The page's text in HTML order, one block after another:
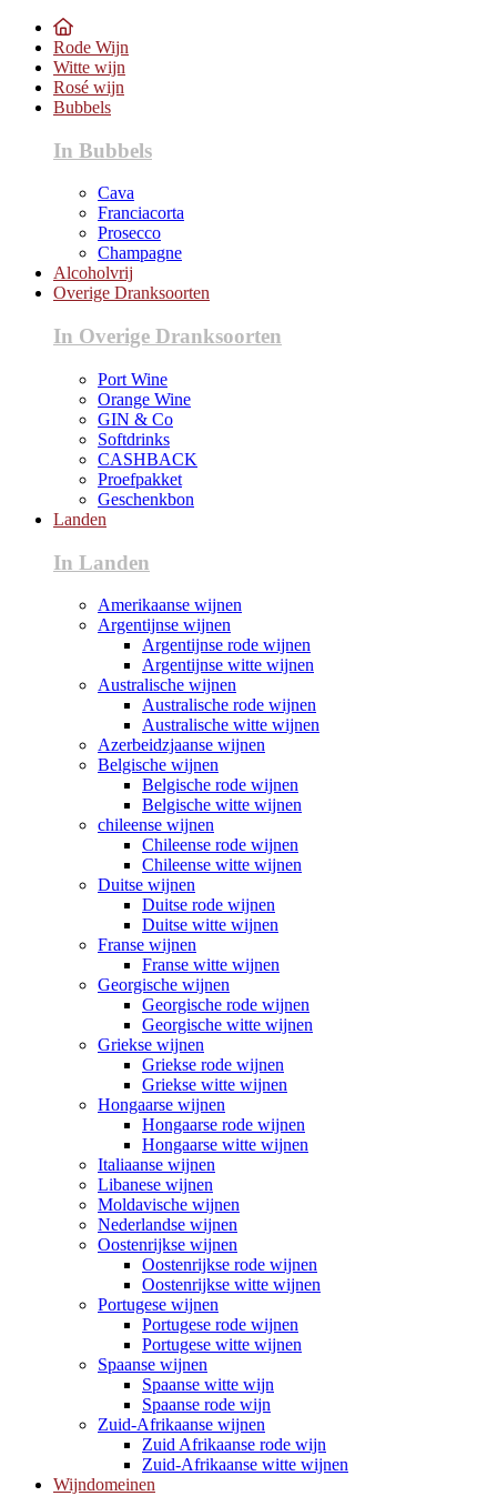
Rode Wijn
Witte wijn
Rosé wijn
Bubbels
In Bubbels
Cava
Franciacorta
Prosecco
Champagne
Alcoholvrij
Overige Dranksoorten
In Overige Dranksoorten
Port Wine
Orange Wine
GIN & Co
Softdrinks
CASHBACK
Proefpakket
Geschenkbon
Landen
In Landen
Amerikaanse wijnen
Argentijnse wijnen
Argentijnse rode wijnen
Argentijnse witte wijnen
Australische wijnen
Australische rode wijnen
Australische witte wijnen
Azerbeidzjaanse wijnen
Belgische wijnen
Belgische rode wijnen
Belgische witte wijnen
chileense wijnen
Chileense rode wijnen
Chileense witte wijnen
Duitse wijnen
Duitse rode wijnen
Duitse witte wijnen
Franse wijnen
Franse witte wijnen
Georgische wijnen
Georgische rode wijnen
Georgische witte wijnen
Griekse wijnen
Griekse rode wijnen
Griekse witte wijnen
Hongaarse wijnen
Hongaarse rode wijnen
Hongaarse witte wijnen
Italiaanse wijnen
Libanese wijnen
Moldavische wijnen
Nederlandse wijnen
Oostenrijkse wijnen
Oostenrijkse rode wijnen
Oostenrijkse witte wijnen
Portugese wijnen
Portugese rode wijnen
Portugese witte wijnen
Spaanse wijnen
Spaanse witte wijn
Spaanse rode wijn
Zuid-Afrikaanse wijnen
Zuid Afrikaanse rode wijn
Zuid-Afrikaanse witte wijnen
Wijndomeinen